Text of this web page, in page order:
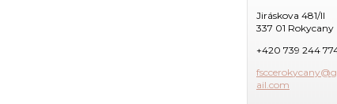
Jiráskova 481/II
337 01 Rokycany
+420 739 244
fsccerok
ail.com